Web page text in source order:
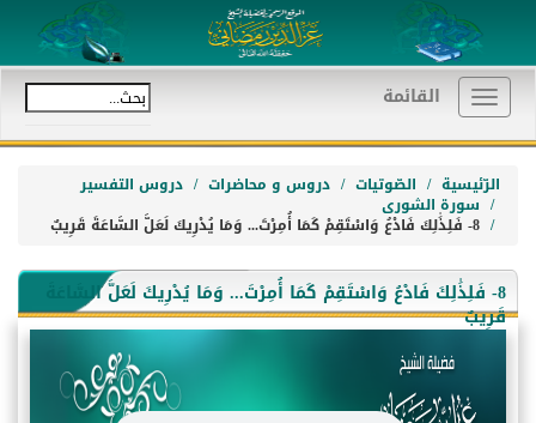
Toggle
navigation
القائمة
الرّئيسية الصّوتيات دروس و محاضرات دروس التفسير
سورة الشورى
8- فَلِذَٰلِكَ فَادْعُ وَاسْتَقِمْ كَمَا أُمِرْتَ... وَمَا يُدْرِيكَ لَعَلَّ السَّاعَةَ قَرِيبٌ
8- فَلِذَٰلِكَ فَادْعُ وَاسْتَقِمْ كَمَا أُمِرْتَ... وَمَا يُدْرِيكَ لَعَلَّ السَّاعَةَ
قَرِيبٌ